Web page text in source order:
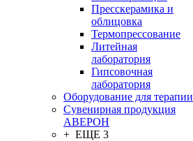
Пресскерамика и
облицовка
Термопрессование
Литейная
лаборатория
Гипсовочная
лаборатория
Оборудование для терапии
Сувенирная продукция
АВЕРОН
+ ЕЩЕ 3